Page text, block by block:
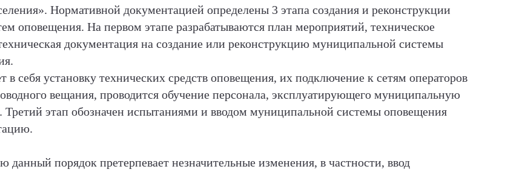
Нормативной документацией определены 3 этапа создания и реконструкции
оповещения. На первом этапе разрабатываются план мероприятий, техническое
документация на создание или реконструкцию муниципальной системы
в себя установку технических средств оповещения, их подключение к сетям операторов
вещания, проводится обучение персонала, эксплуатирующего муниципальную
Третий этап обозначен испытаниями и вводом муниципальной системы оповещения
данный порядок претерпевает незначительные изменения, в частности, ввод